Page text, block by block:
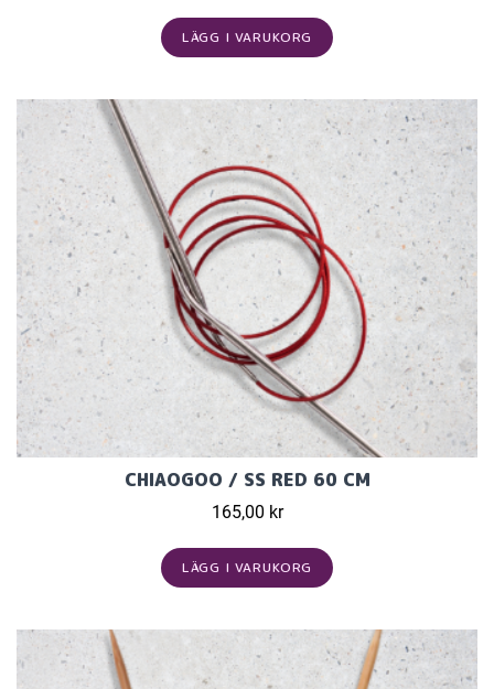
LÄGG I VARUKORG
CHIAOGOO / SS RED 60 CM
165,00 kr
LÄGG I VARUKORG